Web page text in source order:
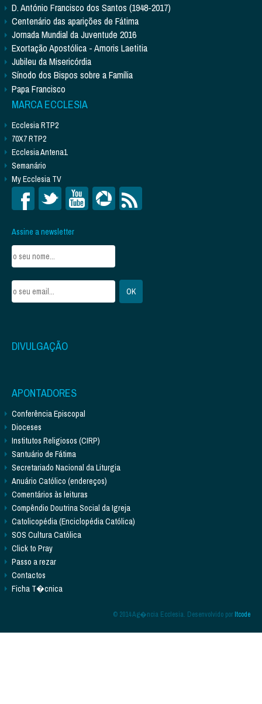
D. António Francisco dos Santos (1948-2017)
Centenário das aparições de Fátima
Jornada Mundial da Juventude 2016
Exortação Apostólica - Amoris Laetitia
Jubileu da Misericórdia
Sínodo dos Bispos sobre a Família
Papa Francisco
MARCA ECCLESIA
Ecclesia RTP2
70X7 RTP2
Ecclesia Antena1
Semanário
My Ecclesia TV
Assine a newsletter
DIVULGAÇÃO
APONTADORES
Conferência Episcopal
Dioceses
Institutos Religiosos (CIRP)
Santuário de Fátima
Secretariado Nacional da Liturgia
Anuário Católico (endereços)
Comentários às leituras
Compêndio Doutrina Social da Igreja
Catolicopédia (Enciclopédia Católica)
SOS Cultura Católica
Click to Pray
Passo a rezar
Contactos
Ficha T�cnica
© 2014 Ag�ncia Ecclesia. Desenvolvido porItcode